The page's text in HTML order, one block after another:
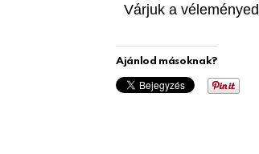
Várjuk a véleményed
Ajánlod másoknak?